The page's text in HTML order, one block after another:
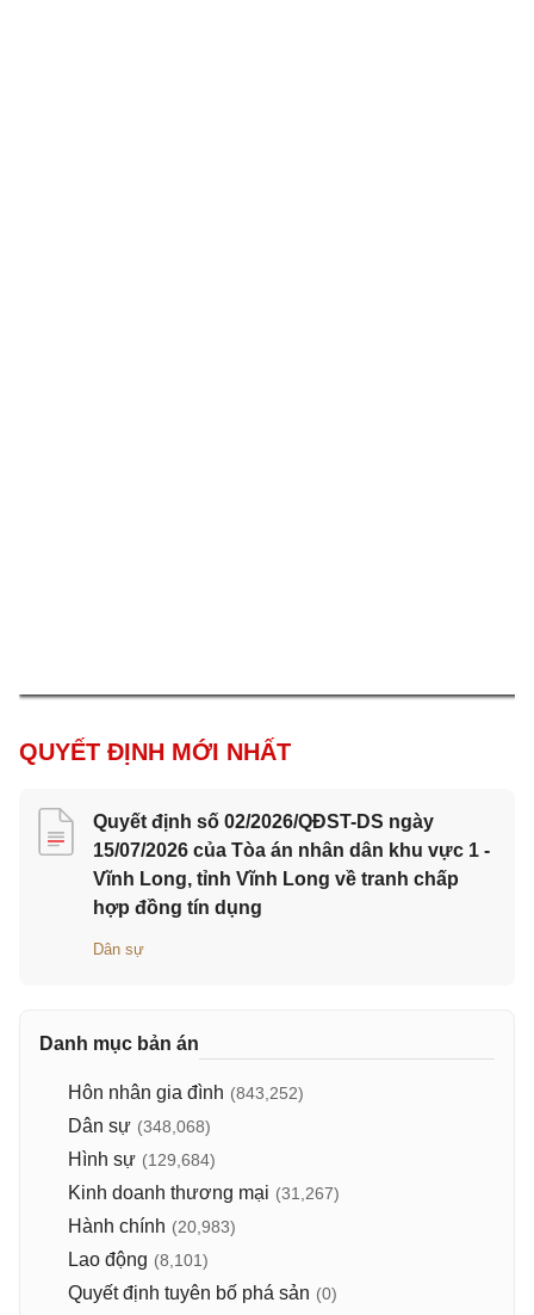
QUYẾT ĐỊNH MỚI NHẤT
Quyết định số 02/2026/QĐST-DS ngày
15/07/2026 của Tòa án nhân dân khu vực 1 -
Vĩnh Long, tỉnh Vĩnh Long về tranh chấp
hợp đồng tín dụng
Dân sự
Danh mục bản án
Hôn nhân gia đình (843,252)
Dân sự (348,068)
Hình sự (129,684)
Kinh doanh thương mại (31,267)
Hành chính (20,983)
Lao động (8,101)
Quyết định tuyên bố phá sản (0)